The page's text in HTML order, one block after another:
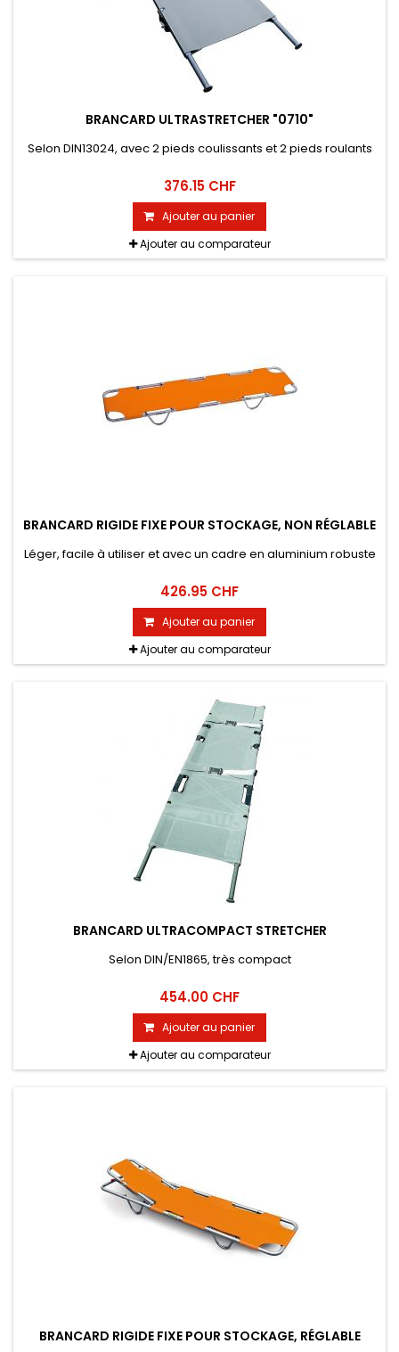
BRANCARD ULTRASTRETCHER "0710"
Selon DIN13024, avec 2 pieds coulissants et 2 pieds roulants
376.15 CHF
Ajouter au panier
Ajouter au comparateur
BRANCARD RIGIDE FIXE POUR STOCKAGE, NON RÉGLABLE
Léger, facile à utiliser et avec un cadre en aluminium robuste
426.95 CHF
Ajouter au panier
Ajouter au comparateur
BRANCARD ULTRACOMPACT STRETCHER
Selon DIN/EN1865, très compact
454.00 CHF
Ajouter au panier
Ajouter au comparateur
BRANCARD RIGIDE FIXE POUR STOCKAGE, RÉGLABLE